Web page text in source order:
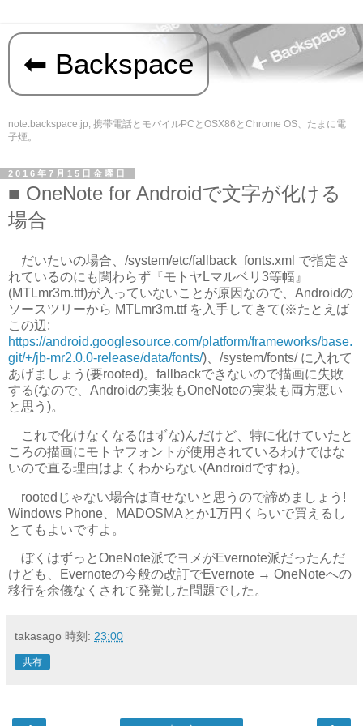
Backspace
note.backspace.jp; 携帯電話とモバイルPCとOSX86とChrome OS、たまに電
子煙。
2016年7月15日金曜日
OneNote for Androidで文字が化ける
場合
だいたいの場合、/system/etc/fallback_fonts.xml で指定さ
れているのにも関わらず『モトヤLマルベリ3等幅』
(MTLmr3m.ttf)が入っていないことが原因なので、Androidの
ソースツリーから MTLmr3m.ttf を入手してきて(※たとえば
この辺;
https://android.googlesource.com/platform/frameworks/base.
git/+/jb-mr2.0.0-release/data/fonts/)、/system/fonts/ に入れて
あげましょう(要rooted)。fallbackできないので描画に失敗
する(なので、Androidの実装もOneNoteの実装も両方悪い
と思う)。
これで化けなくなる(はずな)んだけど、特に化けていたと
ころの描画にモトヤフォントが使用されているわけではな
いので直る理由はよくわからない(Androidですね)。
rootedじゃない場合は直せないと思うので諦めましょう!
Windows Phone、MADOSMAとか1万円くらいで買えるし
とてもよいですよ。
ぼくはずっとOneNote派でヨメがEvernote派だったんだ
けども、Evernoteの今般の改訂でEvernote → OneNoteへの
移行を余儀なくされて発覚した問題でした。
takasago 時刻: 23:00
共有